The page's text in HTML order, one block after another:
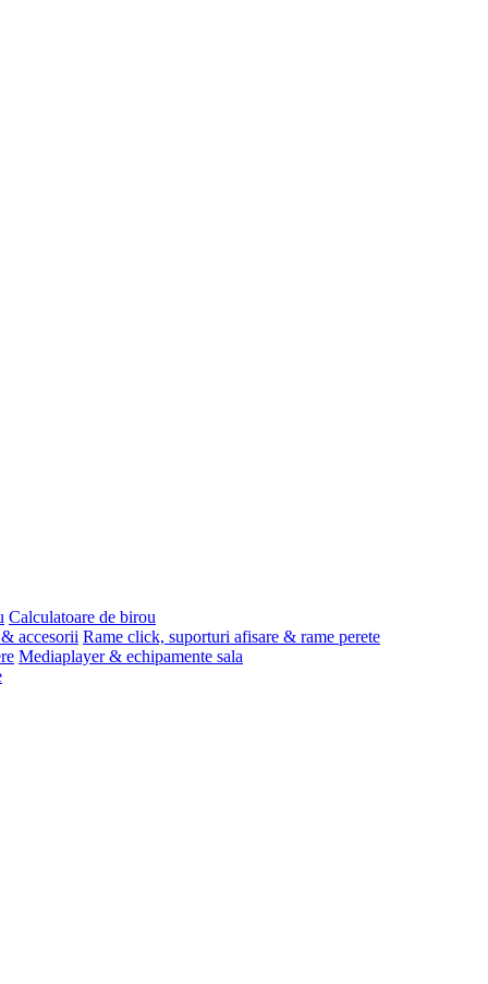
Calculatoare de birou
accesorii Rame click, suporturi afisare & rame perete
Mediaplayer & echipamente sala